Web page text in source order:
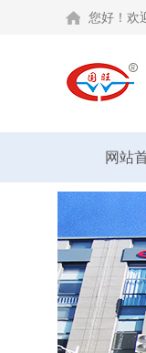
您好！欢
网站